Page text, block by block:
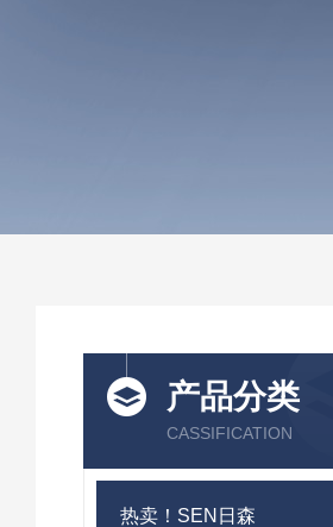
产品分类
CASSIFICATION
热卖！SEN日森